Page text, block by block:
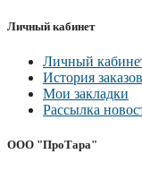
Личный кабинет
Личный
История заказов
Мои закладки
Рассылка
ООО "ПроТара"